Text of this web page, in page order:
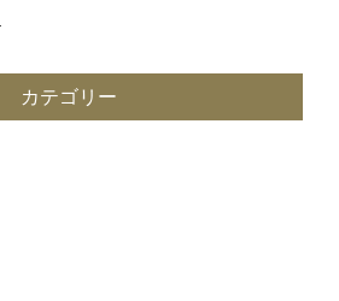
カテゴリー